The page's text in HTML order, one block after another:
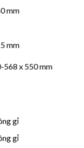
mm
mm
568 x 550 mm
gỉ
gỉ